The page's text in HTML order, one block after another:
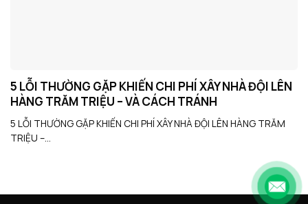
5 LỖI THƯỜNG GẶP KHIẾN CHI PHÍ XÂY NHÀ ĐỘI LÊN
HÀNG TRĂM TRIỆU – VÀ CÁCH TRÁNH
5 LỖI THƯỜNG GẶP KHIẾN CHI PHÍ XÂY NHÀ ĐỘI LÊN HÀNG TRĂM
TRIỆU –...